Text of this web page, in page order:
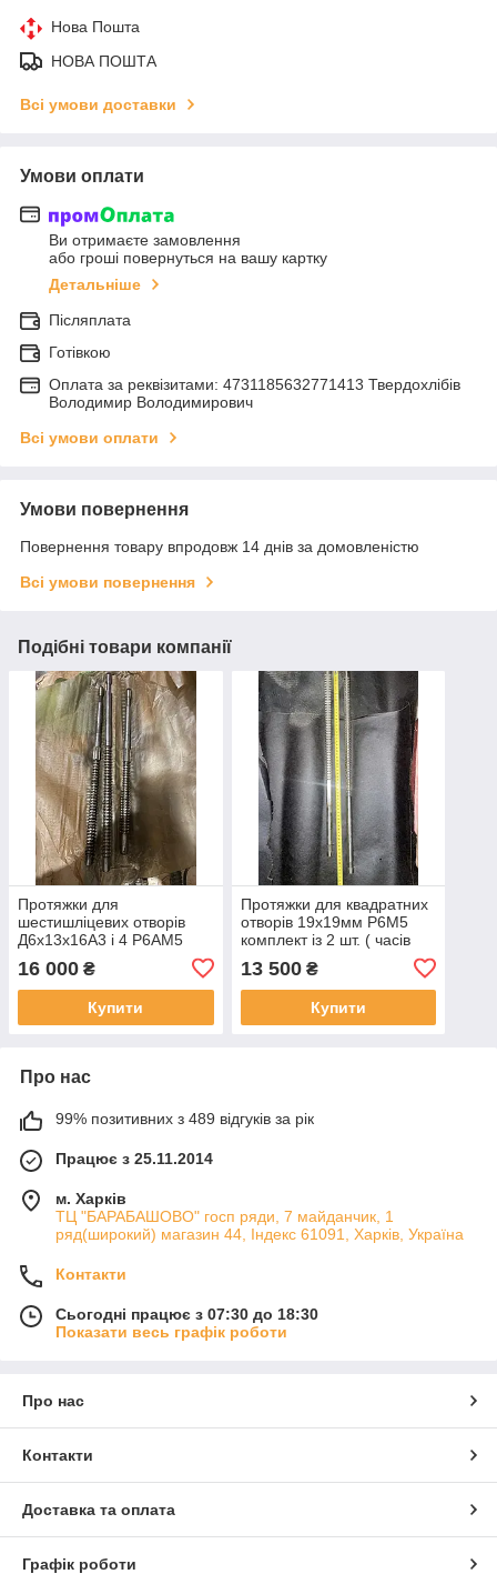
Нова Пошта
НОВА ПОШТА
Всі умови доставки
Умови оплати
Ви отримаєте замовлення
або гроші повернуться на вашу картку
Детальніше
Післяплата
Готівкою
Оплата за реквізитами: 4731185632771413 Твердохлібів
Володимир Володимирович
Всі умови оплати
Умови повернення
Повернення товару впродовж 14 днів за домовленістю
Всі умови повернення
Подібні товари компанії
Протяжки для
шестишліцевих отворів
Д6х13х16А3 і 4 Р6АМ5
НОВА!) 2Л53У-Р63 1П
16 000 ₴
Купити
Протяжки для квадратних
отворів 19х19мм Р6М5
комплект із 2 шт. ( часів
ссер-НОВА!) 2450-6 2ПР
13 500₴
Купити
Про нас
99% позитивних з 489 відгуків за рік
Працює з 25.11.2014
м. Харків
ТЦ "БАРАБАШОВО" госп ряди, 7 майданчик, 1
ряд(широкий) магазин 44, Індекс 61091, Харків, Україна
Контакти
Сьогодні працює з 07:30 до 18:30
Показати весь графік роботи
Про нас
Контакти
Доставка та оплата
Графік роботи